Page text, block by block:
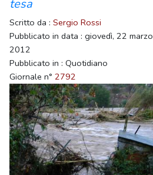
tesa
Scritto da : Sergio Rossi
Pubblicato in data : giovedì, 22 marzo
2012
Pubblicato in : Quotidiano
Giornale n° 2792